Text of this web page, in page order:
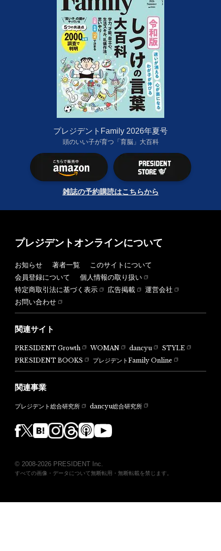
プレジデントFamily 2026年夏号
頭のいい子が育つ「育脳」大百科
雑誌の予約購読はこちらから
プレジデントオンラインについて
お知らせ 著者一覧
このサイトについて
会員登録について
個人情報の取り扱い
特定商取引法に基づく表示
広告掲載
運営会社
お問い合わせ
関連サイト
PRESIDENT Growth WOMAN dancyu
STYLE
PRESIDENT BOOKS
プレジデントFamily Online
関連事業
プレジデント総合研究所 dancyu総合研究所
© 2008-2026 PRESIDENT Inc.
すべての画像・データについて無断転用・無断転載を禁じます。